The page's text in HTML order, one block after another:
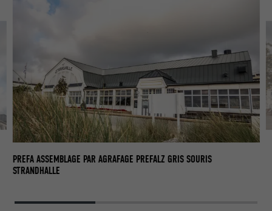
PREFA ASSEMBLAGE PAR AGRAFAGE PREFALZ GRIS SOURIS
STRANDHALLE